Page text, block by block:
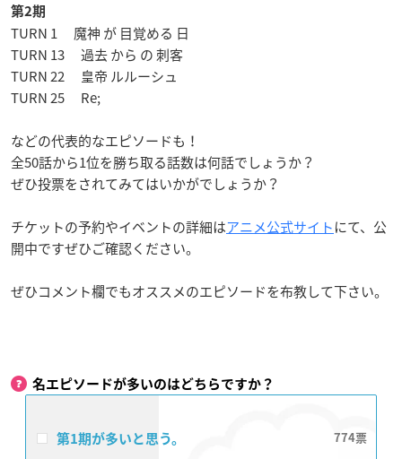
第2期
TURN 1 魔神 が 目覚める 日
TURN 13 過去 から の 刺客
TURN 22 皇帝 ルルーシュ
TURN 25 Re;
などの代表的なエピソードも！
全50話から1位を勝ち取る話数は何話でしょうか？
ぜひ投票をされてみてはいかがでしょうか？
チケットの予約やイベントの詳細はアニメ公式サイトにて、公
開中ですぜひご確認ください。
ぜひコメント欄でもオススメのエピソードを布教して下さい。
名エピソードが多いのはどちらですか？
第1期が多いと思う。 774